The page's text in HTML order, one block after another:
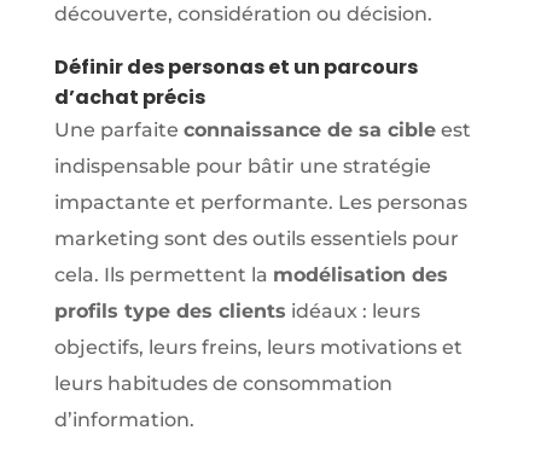
découverte, considération ou décision.
Définir des personas et un parcours
d’achat précis
Une parfaite connaissance de sa cibleest
indispensable pour bâtir une stratégie
impactante et performante. Les personas
marketing sont des outils essentiels pour
cela. Ils permettent la modélisation des
profils type des clients idéaux : leurs
objectifs, leurs freins, leurs motivations et
leurs habitudes de consommation
d’information.